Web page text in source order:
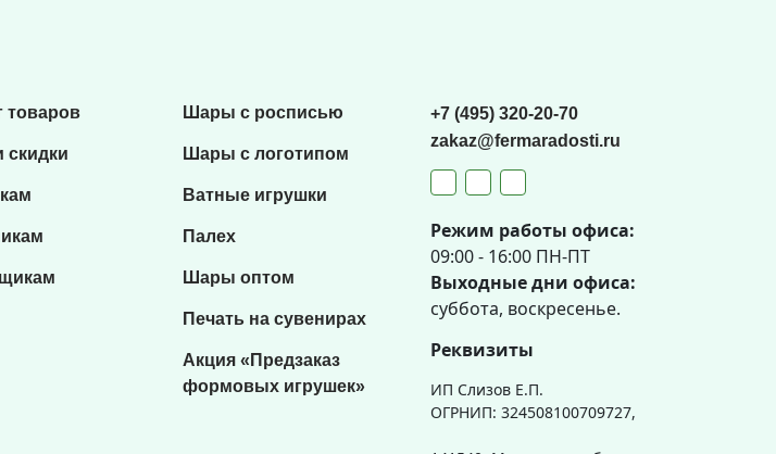
товаров
скидки
Шары с росписью
Шары с логотипом
Ватные игрушки
Палех
Шары оптом
Печать на сувенирах
Акция «Предзаказ
формовых игрушек»
+7 (495) 320-20-70
zakaz@fermaradosti.ru
Режим работы офиса:
09:00 - 16:00 ПН-ПТ
Выходные дни офиса:
суббота, воскресенье.
Реквизиты
ИП Слизов Е.П.
ОГРНИП: 324508100709727,